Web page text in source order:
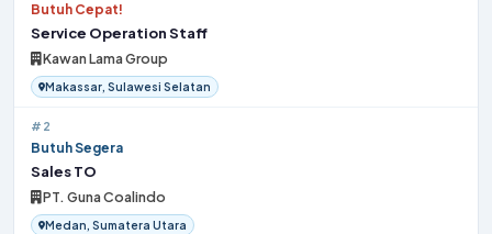
Butuh Cepat!
Service Operation Staff
Kawan Lama Group
Makassar, Sulawesi Selatan
#2
Butuh Segera
Sales TO
PT. Guna Coalindo
Medan, Sumatera Utara